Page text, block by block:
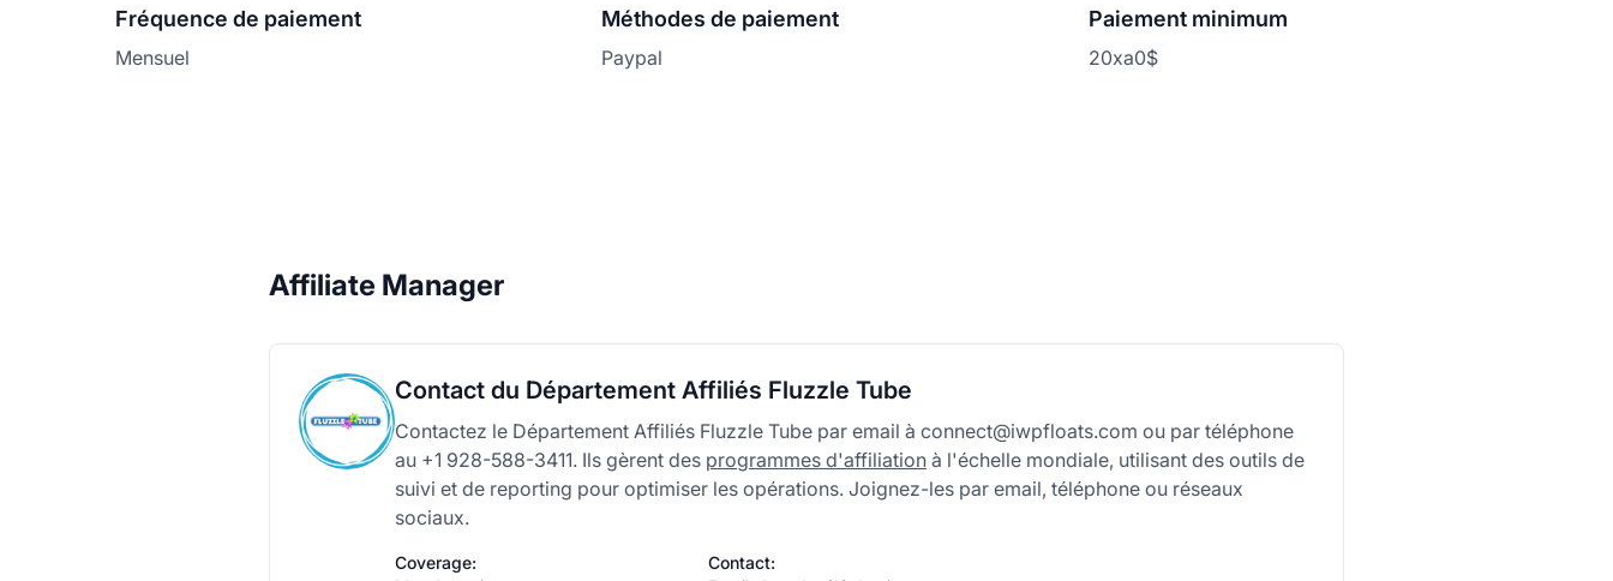
Fréquence de paiement
Mensuel
Méthodes de paiement
Paypal
Paiement minimum
20xa0$
Affiliate Manager
Contact du Département Affiliés Fluzzle Tube
Contactez le Département Affiliés Fluzzle Tube par email à connect@iwpfloats.com ou par téléphone
au +1 928-588-3411. Ils gèrent des programmes d'affiliation à l'échelle mondiale, utilisant des outils de
suivi et de reporting pour optimiser les opérations. Joignez-les par email, téléphone ou réseaux
sociaux.
Coverage:
Contact: